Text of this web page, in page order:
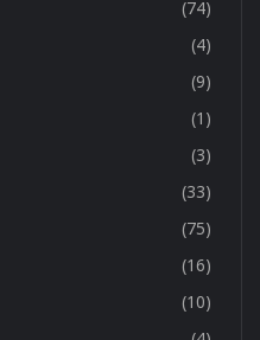
(74)
(4)
(9)
(1)
(3)
(33)
(75)
(16)
(10)